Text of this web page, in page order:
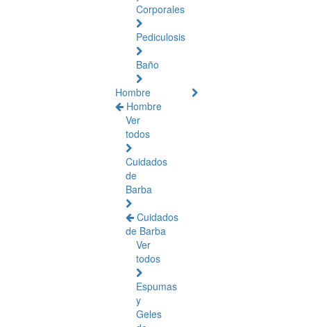
Corporales
Pediculosis
Baño
Hombre
Hombre
Ver
todos
Cuidados
de
Barba
Cuidados
de Barba
Ver
todos
Espumas
y
Geles